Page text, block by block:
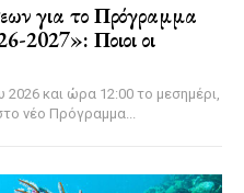
για το Πρόγραμμα
2027»: Ποιοι οι
και ώρα 12:00 το μεσημέρι,
νέο Πρόγραμμα...